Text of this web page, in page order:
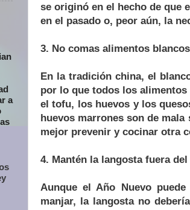
se originó en el hecho de que
en el pasado o, peor aún, la
3. No comas alimentos blancos
En la tradición china, el
por lo que todos los alimentos
el tofu, los huevos y los
huevos marrones son de
mejor prevenir y cocinar otra
4. Mantén la langosta fuera del
Aunque el Año Nuevo
manjar, la langosta no
a